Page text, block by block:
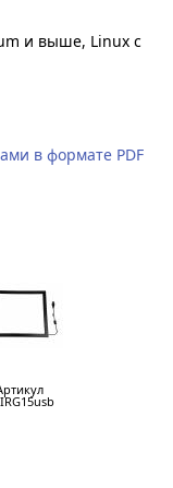
и выше, Linux с
в формате PDF